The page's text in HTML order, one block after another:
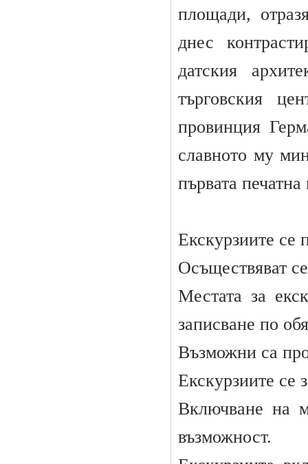
площади,
днес
датския
търговския
провинция
славното му
първата
Екскурзиите се
Осъществяват
Местата за
записване по
Възможни са
Екскурзиите се
Включване на
възможност.